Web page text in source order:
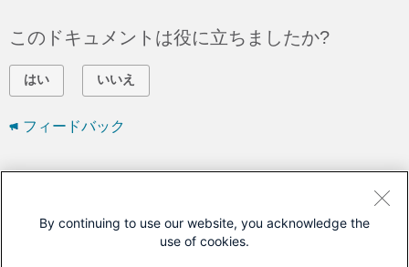
このドキュメントは役に立ちましたか?
はい いいえ
フィードバック
サポート ケースをオープン
が必要です。)
By continuing to use our website, you acknowledge the
use of cookies.